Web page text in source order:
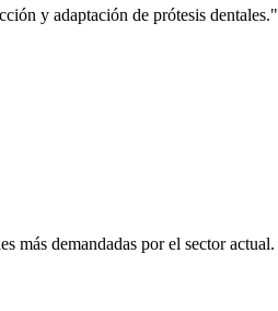
y adaptación de prótesis dentales."
más demandadas por el sector actual.